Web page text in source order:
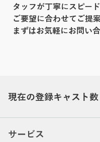
タッフが丁寧にスピー
ご要望に合わせてご提
まずはお気軽にお問い
現在の登録キャスト数
サービス